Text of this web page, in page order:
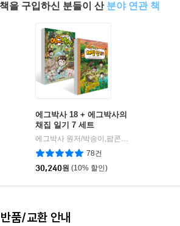
을 구입하신 분들이 산 분야 연관 책
에그박사 18 + 에그박사의
채집 일기 7 세트
에그박사 원저/박송이,팝콘스토리 글/홍종현 그림
78건
30,240원 (10% 할인)
품/교환 안내